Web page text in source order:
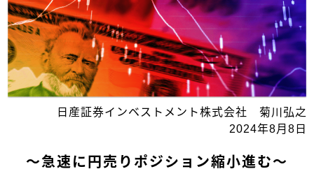
日産証券インベストメント株式会社 菊川弘之
2024年8月8日
～急速に円売りポジション縮小進む～